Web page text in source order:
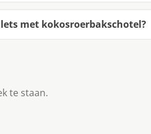
met kokosroerbakschotel?
te staan.